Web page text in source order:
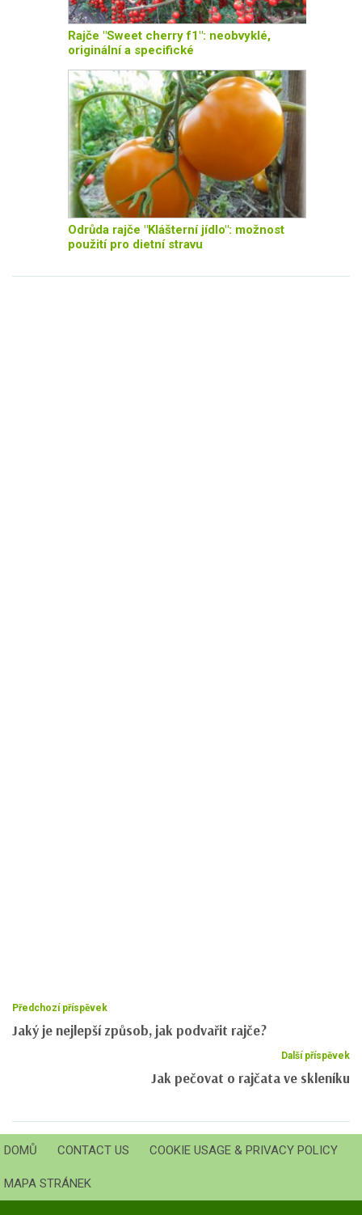
Rajče "Sweet cherry f1": neobvyklé,
originální a specifické
Odrůda rajče "Klášterní jídlo": možnost
použití pro dietní stravu
Předchozí příspěvek
Jaký je nejlepší způsob, jak podvařit rajče?
Další příspěvek
Jak pečovat o rajčata ve skleníku
DOMŮ CONTACT US COOKIE USAGE & PRIVACY POLICY
MAPA STRÁNEK